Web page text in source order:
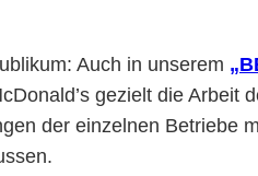
Auch in unserem
gezielt die
der einzelnen Betriebe